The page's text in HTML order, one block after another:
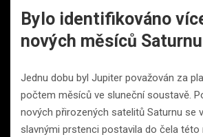
Bylo identifikováno
nových měsíců Saturnu
Jednu dobu byl Jupiter považován za
počtem měsíců ve sluneční soustavě.
nových přirozených satelitů Saturnu se
slavnými prstenci postavila do čela této